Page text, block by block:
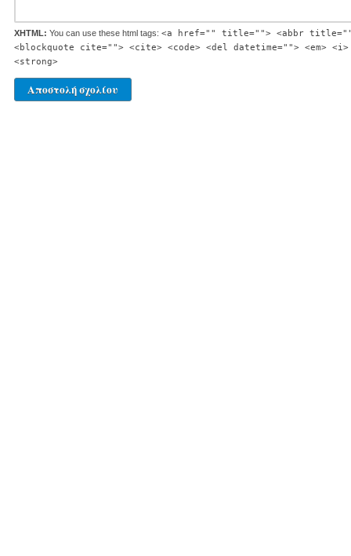
XHTML: You can use these html tags: <a href="" title=""> <abbr
<blockquote cite=""> <cite> <code> <del datetime=""> <em>
<strong>